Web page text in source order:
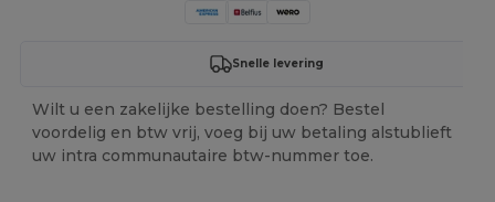
Snelle levering
Wilt u een zakelijke bestelling doen? Bestel
voordelig en btw vrij, voeg bij uw betaling alstublieft
uw intra communautaire btw-nummer toe.